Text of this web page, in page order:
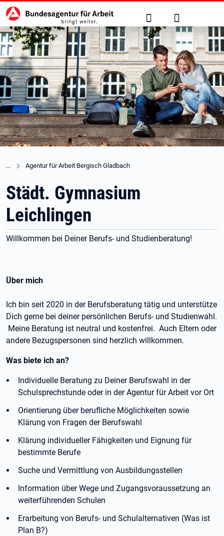
zu den Hauptinhalten springen
Hauptnavigation Suche Anmelden
Agentur für Arbeit Bergisch Gladbach
Städt. Gymnasium
Leichlingen
Willkommen bei Deiner Berufs- und Studienberatung!
Über mich
Ich bin seit 2020 in der Berufsberatung tätig und unterstütze
Dich gerne bei deiner persönlichen Berufs- und Studienwahl.
Meine Beratung ist neutral und kostenfrei. Auch Eltern oder
andere Bezugspersonen sind herzlich willkommen.
Was biete ich an?
Individuelle Beratung zu Deiner Berufswahl in der
Schulsprechstunde oder in der Agentur für Arbeit vor Ort
Orientierung über berufliche Möglichkeiten sowie
Klärung von Fragen der Berufswahl
Klärung individueller Fähigkeiten und Eignung für
bestimmte Berufe
Suche und Vermittlung von Ausbildungsstellen
Information über Wege und Zugangsvoraussetzung an
weiterführenden Schulen
Erarbeitung von Berufs- und Schulalternativen (Was ist
Plan B?)